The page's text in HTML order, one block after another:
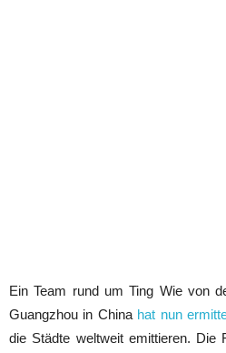
Ein Team rund um Ting Wie von
Guangzhou in China hat nun
die Städte weltweit emittieren. Die